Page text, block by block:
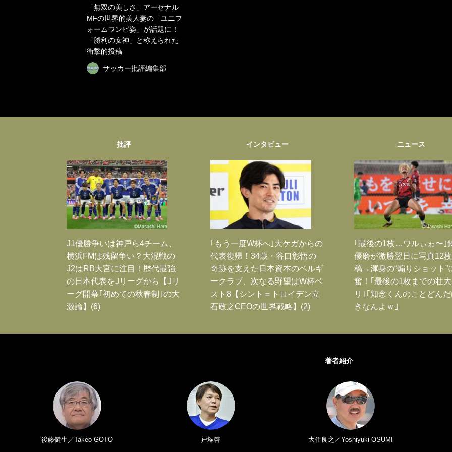
「無双の美しさ」アーセナル
MFの世界的美人妻の「ユニフ
ォームワンピ姿」が話題に！
「勝利の女神」と称えられた
衝撃的投稿
サッカー批評編集部
批評
J1優勝争いは神戸ら4チーム、
横浜FMは残留争い？大混戦の
J2はRB大宮に注目！歴代最強
の日本代表をJリーグから【Jリ
ーグ開幕｢初めての秋春制｣の大
激論】(6)
インタビュー
｢もう一度W杯へ｣大ケガからの
代表復帰！34歳・谷口彰悟の
奇跡を支えた日本資本のベルギ
ークラブ、次なる野望はW杯ベ
スト8【シント＝トロイデン立
石敬之CEOの世界戦略】(2)
ニュース
｢最後の1枚…ワルぃゎ〜｣
優磨が激勝翌日に写真12
稿→渾身の“煽りショット”
奮！｢最後の1枚までの壮
リ｣｢知念くんのことどん
きなんよｗ｣
著者紹介
後藤健生／Takeo GOTO 戸塚啓 大住良之／Yoshiyuki OSUMI